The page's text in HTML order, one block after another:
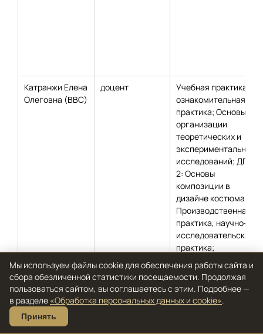
Катранжи Елена
Олеговна (ВВС)
доцент
Учебная практика,
ознакомительная
практика; Основы
организации
теоретических и
экспериментальных
исследований; ДПВ
2: Основы
композиции в
дизайне костюма;
Производственная
практика, научно-
исследовательская
практика;
Театрально-
декорационное
дело
Мы используем файлы cookie для обеспечения работы сайта и
сбора обезличенной статистики посещаемости. Продолжая
пользоваться сайтом, вы соглашаетесь с этим. Подробнее —
в разделе «Обработка персональных данных и cookie».
Принять